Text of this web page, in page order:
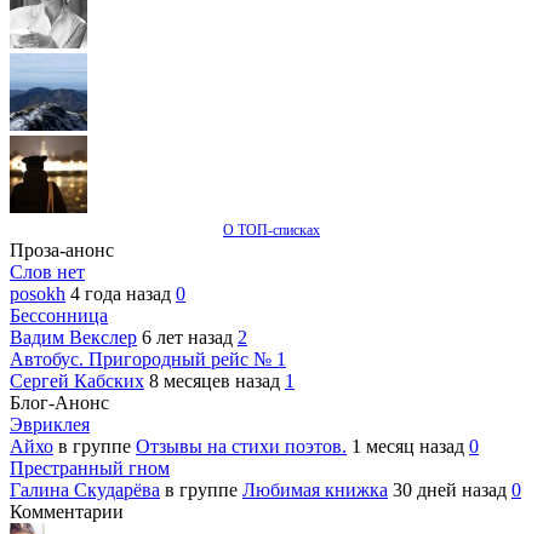
О ТОП-списках
Проза-анонс
Слов нет
posokh 4 года назад 0
Бессонница
Вадим Векслер 6 лет назад 2
Автобус. Пригородный рейс № 1
Сергей Кабских 8 месяцев назад 1
Блог-Анонс
Эвриклея
Айхо в группе Отзывы на стихи поэтов. 1 месяц назад 0
Престранный гном
Галина Скударёва в группе Любимая книжка 30 дней назад 0
Комментарии